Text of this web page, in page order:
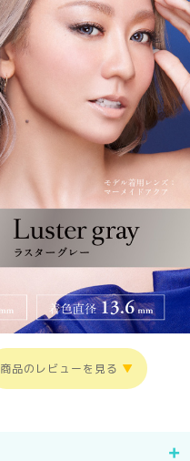
商品のレビューを見る ▼